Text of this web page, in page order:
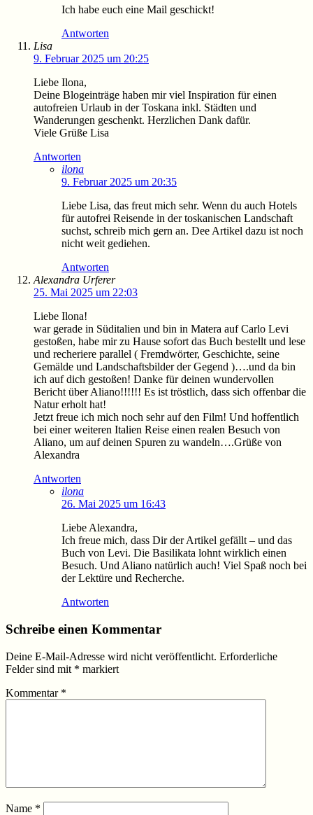
Ich habe euch eine Mail geschickt!
Antworten
Lisa
9. Februar 2025 um 20:25
Liebe Ilona,
Deine Blogeinträge haben mir viel Inspiration für einen
autofreien Urlaub in der Toskana inkl. Städten und
Wanderungen geschenkt. Herzlichen Dank dafür.
Viele Grüße Lisa
Antworten
ilona
9. Februar 2025 um 20:35
Liebe Lisa, das freut mich sehr. Wenn du auch Hotels
für autofrei Reisende in der toskanischen Landschaft
suchst, schreib mich gern an. Dee Artikel dazu ist noch
nicht weit gediehen.
Antworten
Alexandra Urferer
25. Mai 2025 um 22:03
Liebe Ilona!
war gerade in Süditalien und bin in Matera auf Carlo Levi
gestoßen, habe mir zu Hause sofort das Buch bestellt und lese
und recheriere parallel ( Fremdwörter, Geschichte, seine
Gemälde und Landschaftsbilder der Gegend )….und da bin
ich auf dich gestoßen! Danke für deinen wundervollen
Bericht über Aliano!!!!!! Es ist tröstlich, dass sich offenbar die
Natur erholt hat!
Jetzt freue ich mich noch sehr auf den Film! Und hoffentlich
bei einer weiteren Italien Reise einen realen Besuch von
Aliano, um auf deinen Spuren zu wandeln….Grüße von
Alexandra
Antworten
ilona
26. Mai 2025 um 16:43
Liebe Alexandra,
Ich freue mich, dass Dir der Artikel gefällt – und das
Buch von Levi. Die Basilikata lohnt wirklich einen
Besuch. Und Aliano natürlich auch! Viel Spaß noch bei
der Lektüre und Recherche.
Antworten
Schreibe einen Kommentar
Deine E-Mail-Adresse wird nicht veröffentlicht. Erforderliche
Felder sind mit * markiert
Kommentar *
Name *